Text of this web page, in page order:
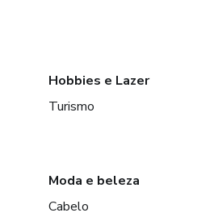
Hobbies e Lazer
Turismo
Moda e beleza
Cabelo